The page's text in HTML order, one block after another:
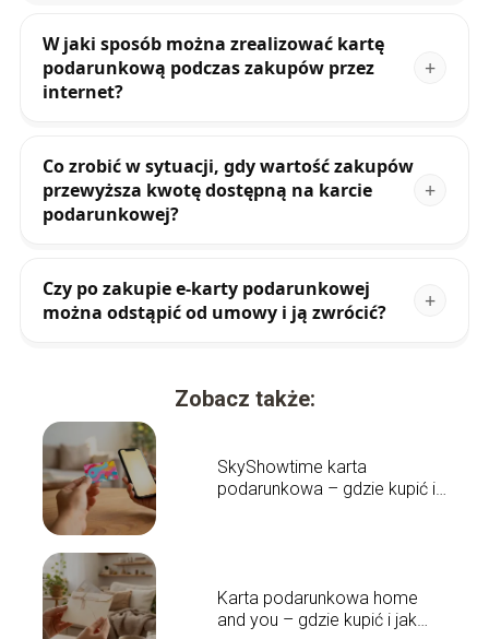
W jaki sposób można zrealizować kartę
podarunkową podczas zakupów przez
internet?
Co zrobić w sytuacji, gdy wartość zakupów
przewyższa kwotę dostępną na karcie
podarunkowej?
Czy po zakupie e-karty podarunkowej
można odstąpić od umowy i ją zwrócić?
Zobacz także:
SkyShowtime karta
podarunkowa – gdzie kupić i
Karta podarunkowa home
and you – gdzie kupić i jak